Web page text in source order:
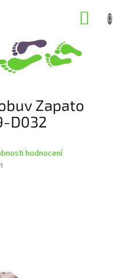
Zapato
D032
hodnocení